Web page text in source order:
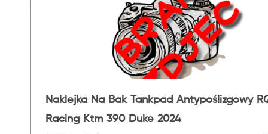
Naklejka Na Bak Tankpad Antypoślizgowy
Racing Ktm 390 Duke 2024